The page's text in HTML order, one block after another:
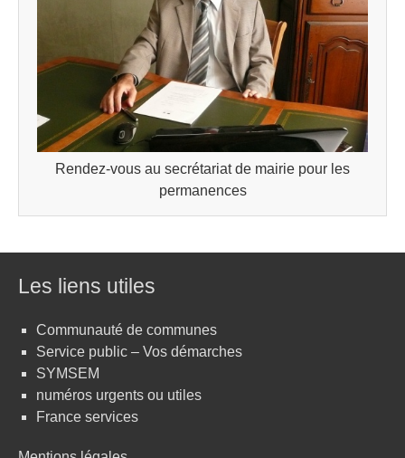
Rendez-vous au secrétariat de mairie pour les
permanences
Les liens utiles
Communauté de communes
Service public – Vos démarches
SYMSEM
numéros urgents ou utiles
France services